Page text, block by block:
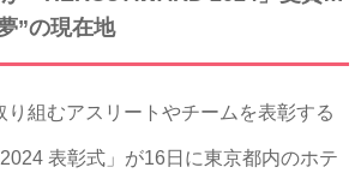
”の現在地
組むアスリートやチームを表彰する
2024 表彰式」が16日に東京都内のホテ